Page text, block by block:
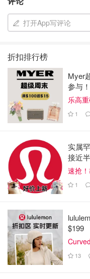
打开App写评论
折扣排行榜
Myer
参与！
乐高
1
实属
接近
速抢
1
$199
13